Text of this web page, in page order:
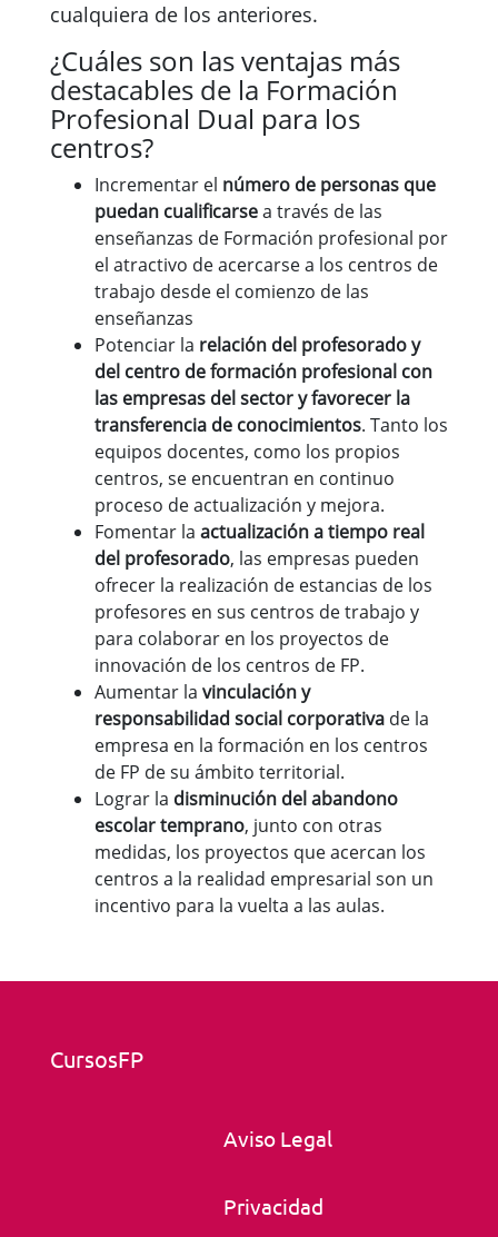
cualquiera de los anteriores.
¿Cuáles son las ventajas más
destacables de la Formación
Profesional Dual para los
centros?
Incrementar el número de personas que
puedan cualificarsea través de las
enseñanzas de Formación profesional por
el atractivo de acercarse a los centros de
trabajo desde el comienzo de las
enseñanzas
Potenciar la relación del profesorado y
del centro de formación profesional con
las empresas del sector y favorecer la
transferencia de conocimientos. Tanto los
equipos docentes, como los propios
centros, se encuentran en continuo
proceso de actualización y mejora.
Fomentar la actualización a tiempo real
del profesorado, las empresas pueden
ofrecer la realización de estancias de los
profesores en sus centros de trabajo y
para colaborar en los proyectos de
innovación de los centros de FP.
Aumentar la vinculación y
responsabilidad social corporativa de la
empresa en la formación en los centros
de FP de su ámbito territorial.
Lograr la disminución del abandono
escolar temprano, junto con otras
medidas, los proyectos que acercan los
centros a la realidad empresarial son un
incentivo para la vuelta a las aulas.
CursosFP
Aviso Legal
Privacidad